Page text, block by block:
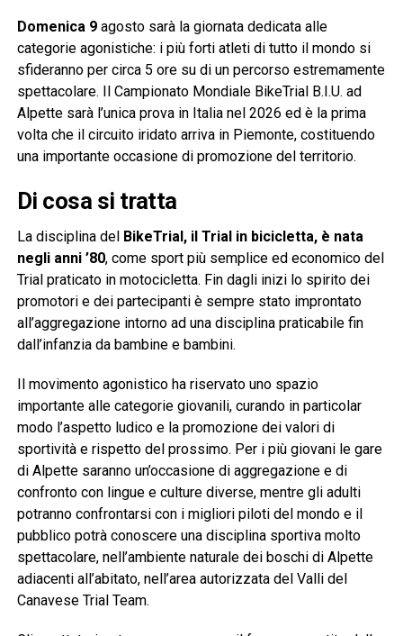
Domenica 9agosto sarà la giornata dedicata alle
categorie agonistiche: i più forti atleti di tutto il mondo si
sfideranno per circa 5 ore su di un percorso estremamente
spettacolare. Il Campionato Mondiale BikeTrial B.I.U. ad
Alpette sarà l’unica prova in Italia nel 2026 ed è la prima
volta che il circuito iridato arriva in Piemonte, costituendo
una importante occasione di promozione del territorio.
Di cosa si tratta
La disciplina del BikeTrial, il Trial in bicicletta, è nata
negli anni ’80, come sport più semplice ed economico del
Trial praticato in motocicletta. Fin dagli inizi lo spirito dei
promotori e dei partecipanti è sempre stato improntato
all’aggregazione intorno ad una disciplina praticabile fin
dall’infanzia da bambine e bambini.
Il movimento agonistico ha riservato uno spazio
importante alle categorie giovanili, curando in particolar
modo l’aspetto ludico e la promozione dei valori di
sportività e rispetto del prossimo. Per i più giovani le gare
di Alpette saranno un’occasione di aggregazione e di
confronto con lingue e culture diverse, mentre gli adulti
potranno confrontarsi con i migliori piloti del mondo e il
pubblico potrà conoscere una disciplina sportiva molto
spettacolare, nell’ambiente naturale dei boschi di Alpette
adiacenti all’abitato, nell’area autorizzata del Valli del
Canavese Trial Team.